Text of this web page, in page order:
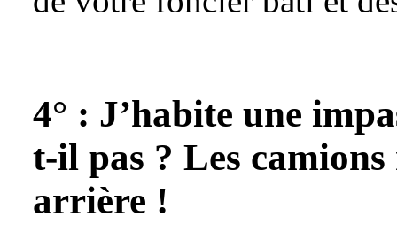
4° : J’habite une
t-il pas ? Les
arrière !